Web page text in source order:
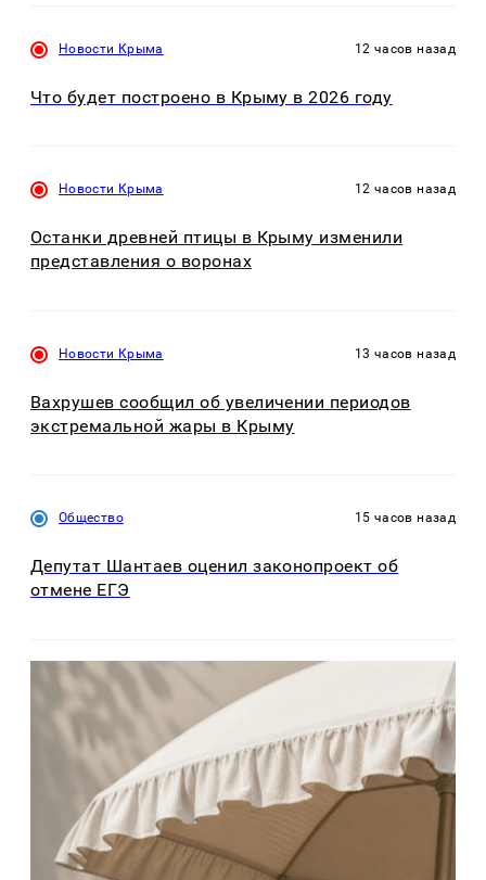
Новости Крыма 12 часов назад
Что будет построено в Крыму в 2026 году
Новости Крыма 12 часов назад
Останки древней птицы в Крыму изменили
представления о воронах
Новости Крыма 13 часов назад
Вахрушев сообщил об увеличении периодов
экстремальной жары в Крыму
Общество 15 часов назад
Депутат Шантаев оценил законопроект об
отмене ЕГЭ